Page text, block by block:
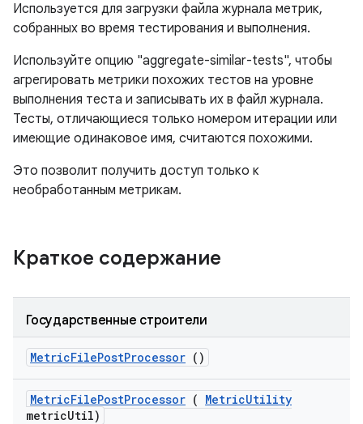
Используется для загрузки файла журнала метрик,
собранных во время тестирования и выполнения.
Используйте опцию "aggregate-similar-tests", чтобы
агрегировать метрики похожих тестов на уровне
выполнения теста и записывать их в файл журнала.
Тесты, отличающиеся только номером итерации или
имеющие одинаковое имя, считаются похожими.
Это позволит получить доступ только к
необработанным метрикам.
Краткое содержание
Государственные строители
MetricFilePostProcessor ()
MetricFilePostProcessor ( MetricUtility
metricUtil)